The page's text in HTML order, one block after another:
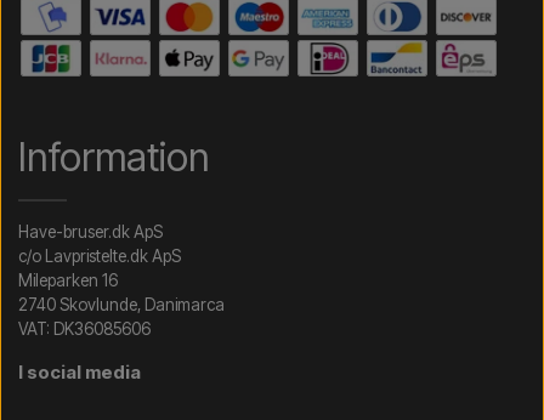
Information
Have-bruser.dk ApS
c/o Lavpristelte.dk ApS
Mileparken 16
2740 Skovlunde, Danimarca
VAT: DK36085606
I social media